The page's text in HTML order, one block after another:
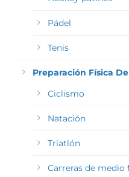
Pádel
Tenis
Preparación Física
Ciclismo
Natación
Triatlón
Carreras de medio